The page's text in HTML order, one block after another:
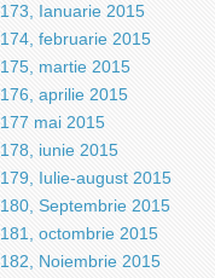
173, Ianuarie 2015
174, februarie 2015
175, martie 2015
176, aprilie 2015
177 mai 2015
178, iunie 2015
179, Iulie-august 2015
180, Septembrie 2015
181, octombrie 2015
182, Noiembrie 2015